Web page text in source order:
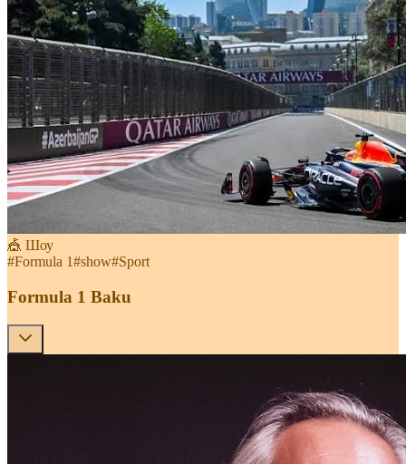
🎪 Шоу
#Formula 1#show#Sport
Formula 1 Baku